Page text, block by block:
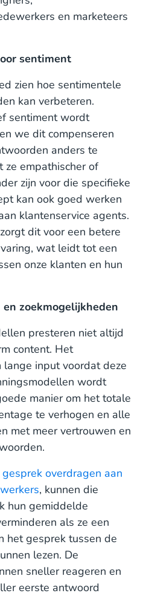
en marketeers
sentiment
zien hoe sentimentele
kan verbeteren.
sentiment wordt
we dit compenseren
anders te
ze empathischer of
zijn voor die specifieke
kan ook goed werken
klantenservice agents.
dit voor een betere
wat leidt tot een
onze klanten en hun
zoekmogelijkheden
presteren niet altijd
content. Het
lange input voordat deze
wordt
manier om het totale
te verhogen en alle
met meer vertrouwen en
overdragen aan
, kunnen die
hun gemiddelde
als ze een
het gesprek tussen de
lezen. De
sneller reageren en
eerste antwoord